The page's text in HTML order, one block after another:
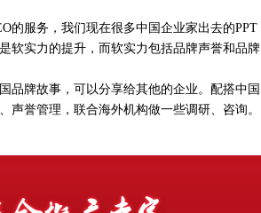
的服务，我们现在很多中国企业家出去的PPT
软实力的提升，而软实力包括品牌声誉和品牌
品牌故事，可以分享给其他的企业。配搭中国
誉管理，联合海外机构做一些调研、咨询。